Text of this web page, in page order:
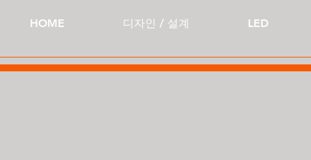
HOME 디자인 / 설계 LED